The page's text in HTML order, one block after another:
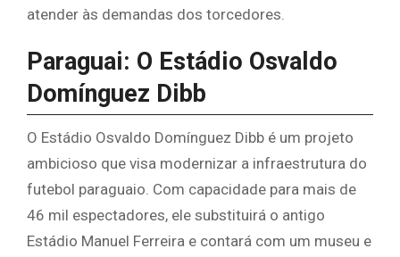
atender às demandas dos torcedores.
Paraguai: O Estádio Osvaldo
Domínguez Dibb
O Estádio Osvaldo Domínguez Dibb é um projeto
ambicioso que visa modernizar a infraestrutura do
futebol paraguaio. Com capacidade para mais de
46 mil espectadores, ele substituirá o antigo
Estádio Manuel Ferreira e contará com um museu e